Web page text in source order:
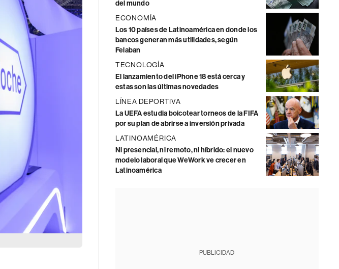
del mundo
ECONOMÍA
Los 10 países de Latinoamérica en donde los
bancos generan más utilidades, según
Felaban
TECNOLOGÍA
El lanzamiento del iPhone 18 está cerca y
estas son las últimas novedades
LÍNEA DEPORTIVA
La UEFA estudia boicotear torneos de la FIFA
por su plan de abrirse a inversión privada
LATINOAMÉRICA
Ni presencial, ni remoto, ni híbrido: el nuevo
modelo laboral que WeWork ve crecer en
Latinoamérica
PUBLICIDAD